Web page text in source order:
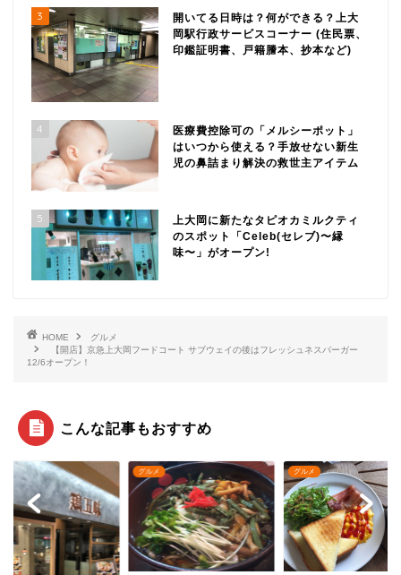
3
開いてる日時は？何ができる？上大
岡駅行政サービスコーナー (住民票、
印鑑証明書、戸籍謄本、抄本など)
4
医療費控除可の「メルシーポット」
はいつから使える？手放せない新生
児の鼻詰まり解決の救世主アイテム
5
上大岡に新たなタピオカミルクティ
のスポット「Celeb(セレブ)〜縁
味〜」がオープン!
HOME
グルメ
【開店】京急上大岡フードコート サブウェイの後はフレッシュネスバーガー
12/6オープン！
こんな記事もおすすめ
グルメ グルメ